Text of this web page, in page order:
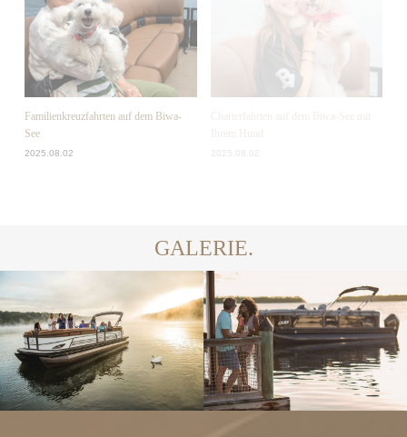
Familienkreuzfahrten auf dem Biwa-
See
2025.08.02
Charterfahrten auf dem Biwa-See mit
Ihrem Hund
GALERIE.